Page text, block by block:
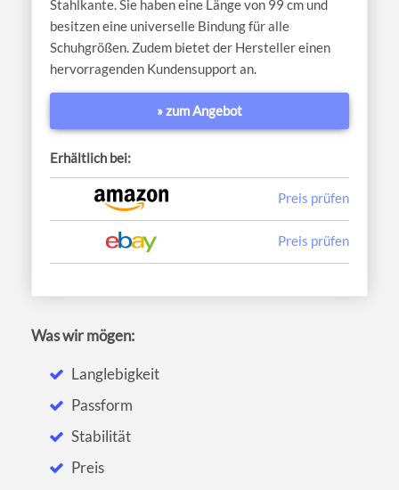
Stahlkante. Sie haben eine Länge von 99 cm und
besitzen eine universelle Bindung für alle
Schuhgrößen. Zudem bietet der Hersteller einen
hervorragenden Kundensupport an.
» zum Angebot
Erhältlich bei:
Preis prüfen
Preis prüfen
Was wir mögen:
Langlebigkeit
Passform
Stabilität
Preis